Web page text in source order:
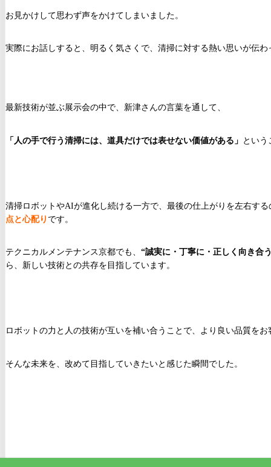
お見かけして思わず声をかけてしまいました。
実際にお話しすると、明るく気さくで、清掃に対する熱い思いが伝わ
最新技術が並ぶ展示会の中で、新津さんの言葉を通して、
「人の手で行う清掃には、道具だけでは表せない価値がある」 という
清掃ロボットやAIが進化し続ける一方で、最後の仕上がりを左右する
点と心配り です。
テクニカルメンテナンス京都でも、 “誠実に・丁寧に・正しく向き合
ら、新しい技術との共存を目指しています。
ロボットの力と人の技術が互いを補い合うことで、より良い品質を
そんな未来を、改めて目指していきたいと感じた瞬間でした。